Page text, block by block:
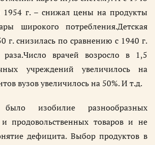
1954 г. – снижал цены на продукты
широкого потребления.Детская
г. снизилась по сравнению с 1940 г.
врачей возросло в 1,5
учреждений увеличилось на
вузов увеличилось на 50%. И т.д.
изобилие разнообразных
продовольственных товаров и не
дефицита. Выбор продуктов в